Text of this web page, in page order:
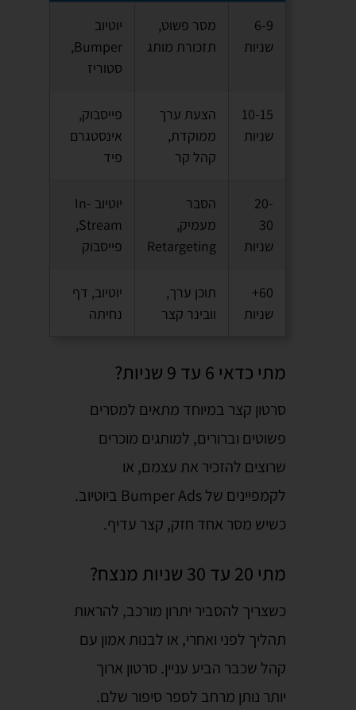
6-9
שניות
מסר פשוט,
תזכורת מותג
יוטיוב
Bumper,
סטוריז
10-15
שניות
הצעת ערך
ממוקדת,
קהל קר
פייסבוק,
אינסטגרם
פיד
20-
30
שניות
הסבר
מעמיק,
Retargeting
יוטיוב In-
Stream,
פייסבוק
60+
שניות
תוכן ערך,
וובינר קצר
יוטיוב, דף
נחיתה
מתי כדאי 6 עד 9 שניות?
סרטון קצר במיוחד מתאים למסרים
פשוטים וברורים, למותגים מוכרים
שרוצים להזכיר את עצמם, או
לקמפיינים של Bumper Ads ביוטיוב.
כשיש מסר אחד חזק, קצר עדיף.
מתי 20 עד 30 שניות מנצח?
כשצריך להסביר יתרון מורכב, להראות
תהליך לפני ואחרי, או לבנות אמון עם
קהל שכבר הביע עניין. סרטון ארוך
יותר נותן מרחב לספר סיפור שלם.